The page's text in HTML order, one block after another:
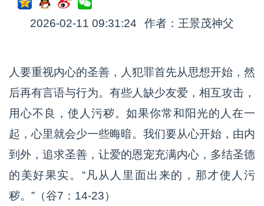
2026-02-11 09:31:24 作者：王景茂神父
人要重视内心的圣善，人犯罪首先从思想开始，然
后再有言语与行为。有些人缺少友爱，相互攻击‌，
用心不良，使人污秽。如果你常和阳光的人在一
起，心里就会少一些晦暗。我们要从心开始，由内
到外，追求圣善，让爱的恩宠充满内心，多结圣德
的美好果实。“凡从人里面出来的，那才使人污
秽。”（谷7：14-23）